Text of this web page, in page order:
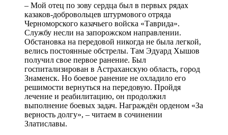
– Мой отец по зову сердца был в первых рядах
казаков-добровольцев штурмового отряда
Черноморского казачьего войска «Таврида».
Службу несли на запорожском направлении.
Обстановка на передовой никогда не была легкой,
велись постоянные обстрелы. Там Эдуард Хышов
получил свое первое ранение. Был
госпитализирован в Астраханскую область, город
Знаменск. Но боевое ранение не охладило его
решимости вернуться на передовую. Пройдя
лечение и реабилитацию, он продолжил
выполнение боевых задач. Награждён орденом «За
верность долгу», – читаем в сочинении
Златиславы.